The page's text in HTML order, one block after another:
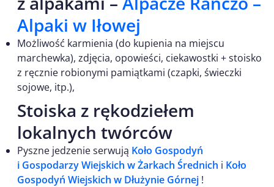
Alpaki w Iłowej
Możliwość karmienia (do kupienia na miejscu
marchewka), zdjęcia, opowieści, ciekawostki + stoisko
z ręcznie robionymi pamiątkami (czapki, świeczki
sojowe, itp.),
Stoiska z rękodziełem
lokalnych twórców
Pyszne jedzenie serwują Koło Gospodyń
i Gospodarzy Wiejskich w Żarkach Średnich i Koło
Gospodyń Wiejskich w Dłużynie Górnej !